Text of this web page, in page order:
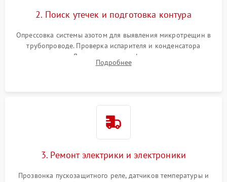
2. Поиск утечек и подготовка контура
Опрессовка системы азотом для выявления микротрещин в
трубопроводе. Проверка испарителя и конденсатора
течеискателем. Демонтаж старого фильтра-осушителя и
продувка капиллярной трубки для устранения засоров.
Подробнее
3. Ремонт электрики и электроники
Прозвонка пускозащитного реле, датчиков температуры и